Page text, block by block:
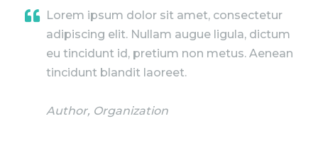
Lorem ipsum dolor sit amet, consectetur
adipiscing elit. Nullam augue ligula, dictum
eu tincidunt id, pretium non metus. Aenean
tincidunt blandit laoreet.
Author, Organization